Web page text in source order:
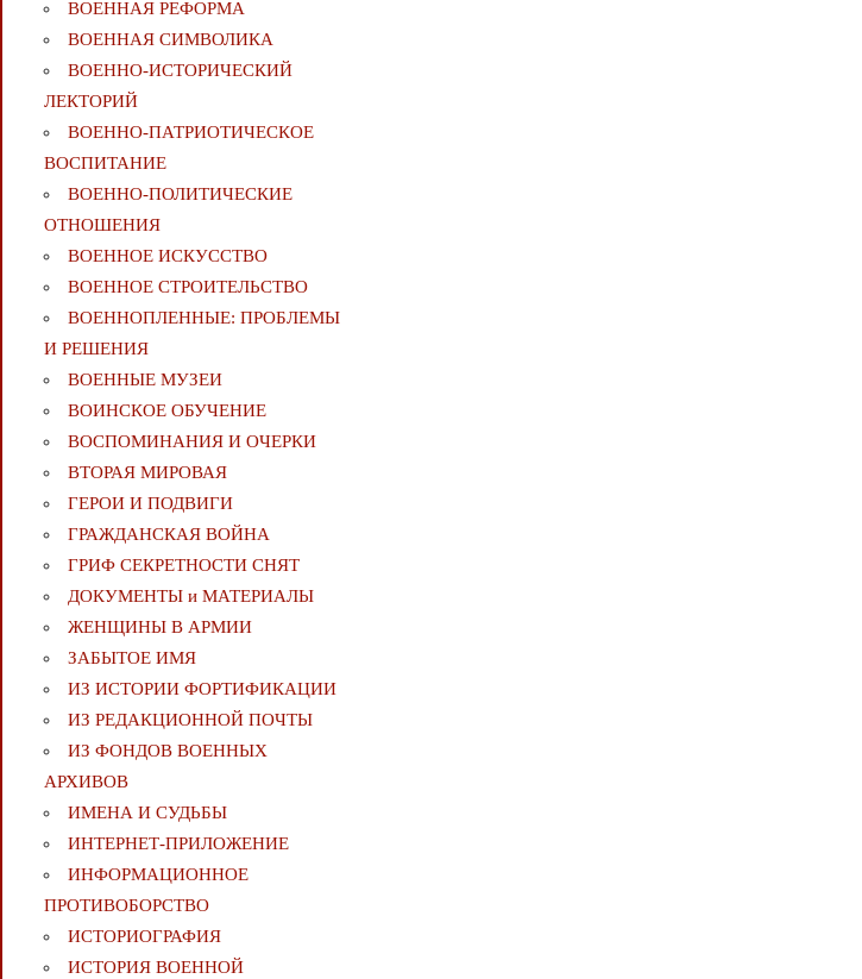
ВОЕННАЯ РЕФОРМА
ВОЕННАЯ СИМВОЛИКА
ВОЕННО-ИСТОРИЧЕСКИЙ
ЛЕКТОРИЙ
ВОЕННО-ПАТРИОТИЧЕСКОЕ
ВОСПИТАНИЕ
ВОЕННО-ПОЛИТИЧЕСКИE
ОТНОШЕНИЯ
ВОЕННОЕ ИСКУССТВО
ВОЕННОЕ СТРОИТЕЛЬСТВО
ВОЕННОПЛЕННЫЕ: ПРОБЛЕМЫ
И РЕШЕНИЯ
ВОЕННЫЕ МУЗЕИ
ВОИНСКОЕ ОБУЧЕНИЕ
ВОСПОМИНАНИЯ И ОЧЕРКИ
ВТОРАЯ МИРОВАЯ
ГЕРОИ И ПОДВИГИ
ГРАЖДАНСКАЯ ВОЙНА
ГРИФ СЕКРЕТНОСТИ СНЯТ
ДОКУМЕНТЫ и МАТЕРИАЛЫ
ЖЕНЩИНЫ В АРМИИ
ЗАБЫТОЕ ИМЯ
ИЗ ИСТОРИИ ФОРТИФИКАЦИИ
ИЗ РЕДАКЦИОННОЙ ПОЧТЫ
ИЗ ФОНДОВ ВОЕННЫХ
АРХИВОВ
ИМЕНА И СУДЬБЫ
ИНТЕРНЕТ-ПРИЛОЖЕНИЕ
ИНФОРМАЦИОННОЕ
ПРОТИВОБОРСТВО
ИСТОРИОГРАФИЯ
ИСТОРИЯ ВОЕННОЙ